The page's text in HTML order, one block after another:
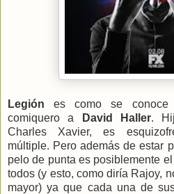
Legión es como se conoce
comiquero a
David Haller.
Charles Xavier, es
múltiple. Pero además de estar
pelo de punta es posiblemente
todos (y esto, como diría Rajoy,
mayor) ya que cada una de